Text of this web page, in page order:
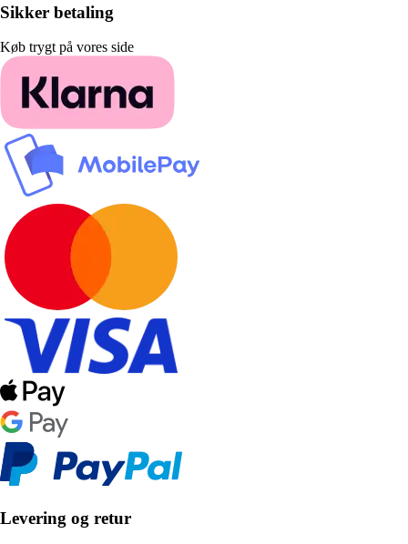
Sikker betaling
Køb trygt på vores side
Levering og retur